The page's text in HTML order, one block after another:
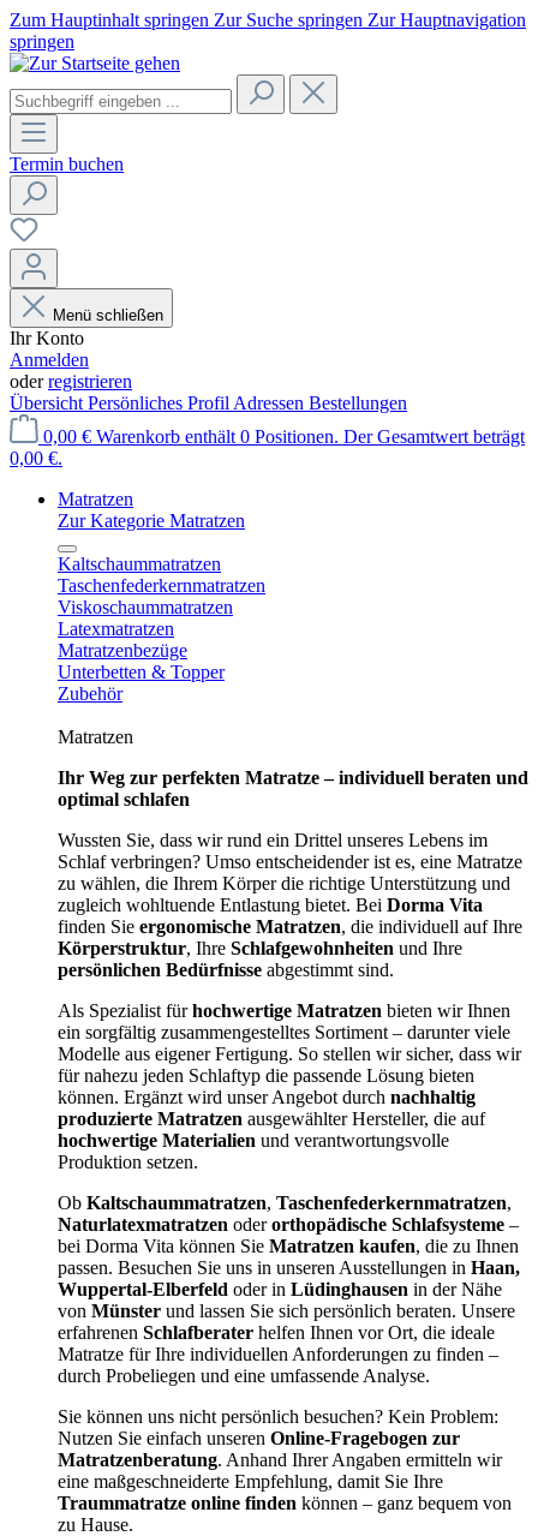
Zum Hauptinhalt springen Zur Suche springen Zur Hauptnavigation
springen
Termin buchen
Menü schließen
Ihr Konto
Anmelden
oderregistrieren
Übersicht Persönliches Profil Adressen Bestellungen
0,00 € Warenkorb enthält 0 Positionen. Der Gesamtwert beträgt
0,00 €.
Matratzen
Zur Kategorie Matratzen
Kaltschaummatratzen
Taschenfederkernmatratzen
Viskoschaummatratzen
Latexmatratzen
Matratzenbezüge
Unterbetten & Topper
Zubehör
Matratzen
Ihr Weg zur perfekten Matratze – individuell beraten und
optimal schlafen
Wussten Sie, dass wir rund ein Drittel unseres Lebens im
Schlaf verbringen? Umso entscheidender ist es, eine Matratze
zu wählen, die Ihrem Körper die richtige Unterstützung und
zugleich wohltuende Entlastung bietet. Bei Dorma Vita
finden Sie ergonomische Matratzen, die individuell auf Ihre
Körperstruktur, Ihre Schlafgewohnheiten und Ihre
persönlichen Bedürfnisse abgestimmt sind.
Als Spezialist fürhochwertige Matratzen bieten wir Ihnen
ein sorgfältig zusammengestelltes Sortiment – darunter viele
Modelle aus eigener Fertigung. So stellen wir sicher, dass wir
für nahezu jeden Schlaftyp die passende Lösung bieten
können. Ergänzt wird unser Angebot durch nachhaltig
produzierte Matratzen ausgewählter Hersteller, die auf
hochwertige Materialien und verantwortungsvolle
Produktion setzen.
Ob Kaltschaummatratzen, Taschenfederkernmatratzen,
Naturlatexmatratzen oderorthopädische Schlafsysteme –
bei Dorma Vita können Sie Matratzen kaufen, die zu Ihnen
passen. Besuchen Sie uns in unseren Ausstellungen in Haan,
Wuppertal-Elberfeld oder in Lüdinghausen in der Nähe
von Münster und lassen Sie sich persönlich beraten. Unsere
erfahrenen Schlafberater helfen Ihnen vor Ort, die ideale
Matratze für Ihre individuellen Anforderungen zu finden –
durch Probeliegen und eine umfassende Analyse.
Sie können uns nicht persönlich besuchen? Kein Problem:
Nutzen Sie einfach unseren Online-Fragebogen zur
Matratzenberatung. Anhand Ihrer Angaben ermitteln wir
eine maßgeschneiderte Empfehlung, damit Sie Ihre
Traummatratze online finden können – ganz bequem von
zu Hause.